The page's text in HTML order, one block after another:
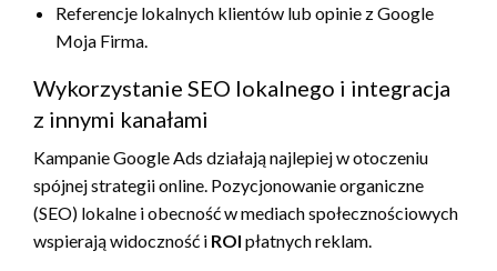
Referencje lokalnych klientów lub opinie z Google
Moja Firma.
Wykorzystanie SEO lokalnego i integracja
z innymi kanałami
Kampanie Google Ads działają najlepiej w otoczeniu
spójnej strategii online. Pozycjonowanie organiczne
(SEO) lokalne i obecność w mediach społecznościowych
wspierają widoczność i ROI płatnych reklam.